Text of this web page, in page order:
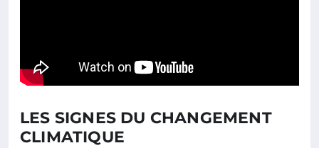
LES SIGNES DU CHANGEMENT
CLIMATIQUE